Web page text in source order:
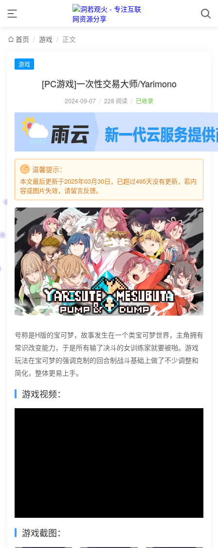
首页 / 游戏 / 正文
游戏
[PC游戏]一次性交易大师/Yarimono
2024-09-07 / 228 阅读 / 已收录
温馨提示：
本文最后更新于2025年03月30日，已超过495天没有更新，若内
容或图片失效，请留言反馈。
号称是H版的宝可梦，故事发生在一个类宝可梦世界，主角拥有
常识改变能力，于是所有输了决斗的女训练家就要被啪。游戏
玩法在宝可梦的强调克制的回合制战斗基础上做了不少调整和
简化，整体更易上手。
游戏视频：
游戏截图：